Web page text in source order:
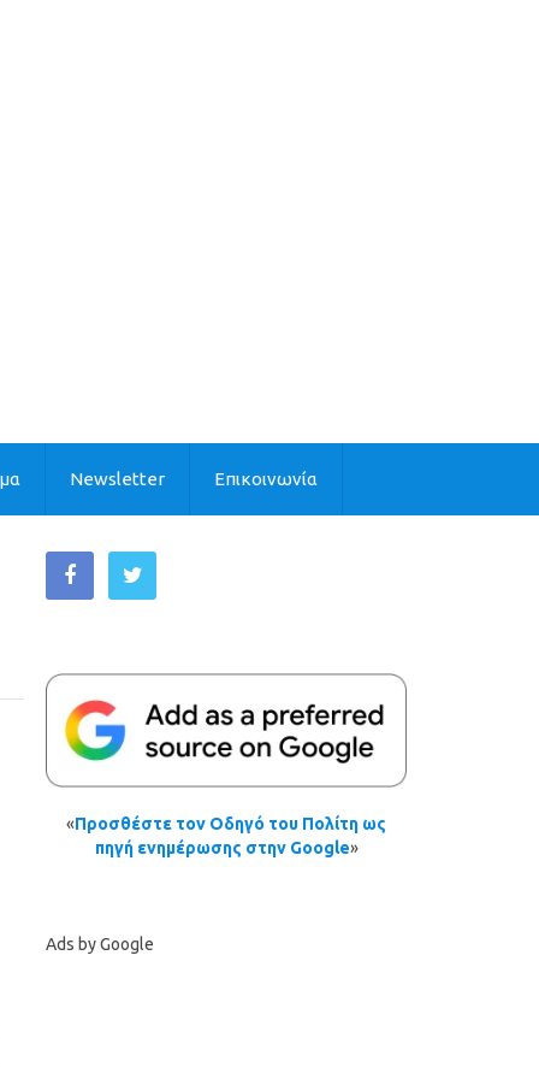
Newsletter Επικοινωνία
«Προσθέστε τον Οδηγό του Πολίτη ως
πηγή ενημέρωσης στην Google»
Ads by Google